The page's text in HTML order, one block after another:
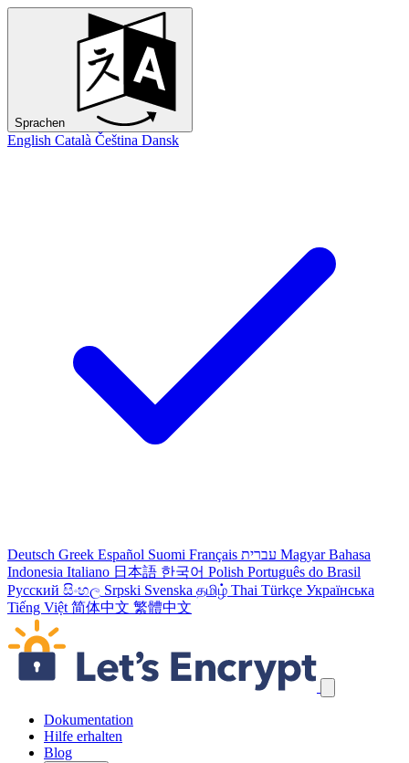
Sprachen
English Català Čeština Dansk
Deutsch Greek Español Suomi Français עברית Magyar Bahasa
Indonesia Italiano 日本語 한국어 Polish Português do Brasil
Русский සිංහල Srpski Svenska தமிழ் Thai Türkçe Українська
Tiếng Việt 简体中文 繁體中文
Navigation überspringen
Dokumentation
Hilfe erhalten
Blog